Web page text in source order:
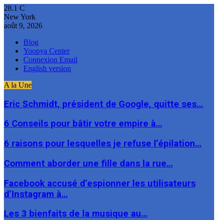
28.1 C
New York
août 9, 2026
Blog
Yoopya Center
Connexion Email
English version
A la Une
Eric Schmidt, président de Google, quitte ses…
6 Conseils pour bâtir votre empire à…
6 raisons pour lesquelles je refuse l’épilation…
Comment aborder une fille dans la rue…
Facebook accusé d’espionner les utilisateurs
d’Instagram à…
Les 3 bienfaits de la musique au…